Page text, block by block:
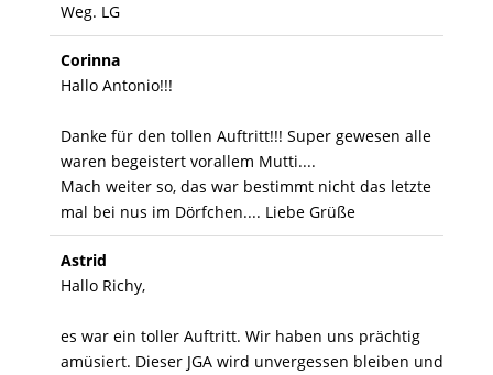
Weg. LG
Corinna
Hallo Antonio!!!
Danke für den tollen Auftritt!!! Super gewesen alle
waren begeistert vorallem Mutti....
Mach weiter so, das war bestimmt nicht das letzte
mal bei nus im Dörfchen.... Liebe Grüße
Astrid
Hallo Richy,
es war ein toller Auftritt. Wir haben uns prächtig
amüsiert. Dieser JGA wird unvergessen bleiben und